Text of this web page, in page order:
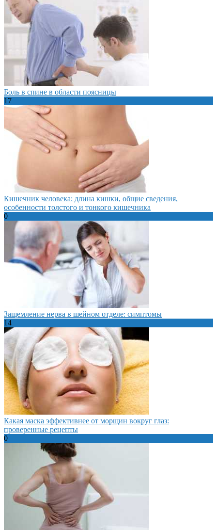
Боль в спине в области поясницы
17
Кишечник человека: длина кишки, общие сведения,
особенности толстого и тонкого кишечника
0
Защемление нерва в шейном отделе: симптомы
14
Какая маска эффективнее от морщин вокруг глаз:
проверенные рецепты
0